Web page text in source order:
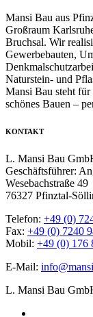
Mansi Bau aus
Großraum
Bruchsal. Wir
Gewerbebauten,
Naturstein- und
Mansi Bau steht
schönes Bauen –
KONTAKT
L. Mansi Bau
Geschäftsführer:
Wesebachstraße 49
76327 Pfinztal-
Telefon: +49 (0)
Fax: +49 (0) 7240
Mobil: +49 (0) 176
E-Mail:
L. Mansi Bau